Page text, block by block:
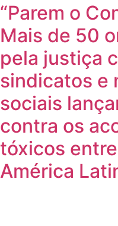
“Parem o
Mais de 50
pela justiça
sindicatos e
sociais
contra os
tóxicos entre
América